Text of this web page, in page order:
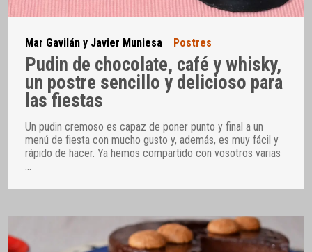
Mar Gavilán y Javier Muniesa Postres
Pudin de chocolate, café y whisky,
un postre sencillo y delicioso para
las fiestas
Un pudin cremoso es capaz de poner punto y final a un
menú de fiesta con mucho gusto y, además, es muy fácil y
rápido de hacer. Ya hemos compartido con vosotros varias